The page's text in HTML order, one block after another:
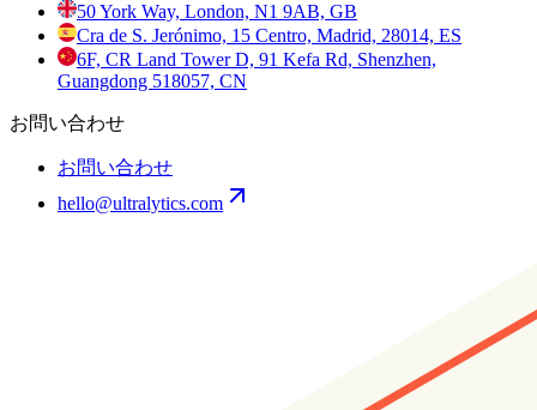
50 York Way, London, N1 9AB, GB
Cra de S. Jerónimo, 15 Centro, Madrid, 28014, ES
6F, CR Land Tower D, 91 Kefa Rd, Shenzhen,
Guangdong 518057, CN
お問い合わせ
お問い合わせ
hello@ultralytics.com